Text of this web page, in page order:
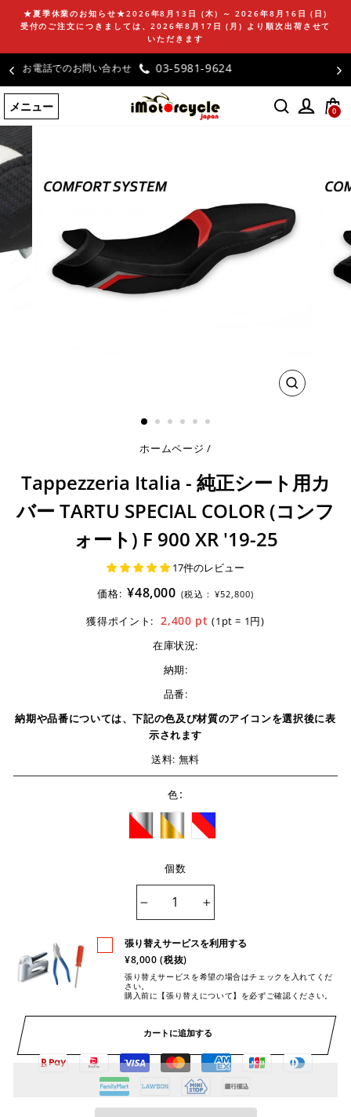
ン
ツ
に
ス
キ
ッ
プ
す
★夏季休業のお知らせ★2026年8月13日 (木) ～ 2026年8月16日 (日)
受付のご注文につきましては、2026年8月17日 (月) より順次出荷させて
いただきます
お客様の声
メニュー 0
閉
ホームページ /
Tappezzeria Italia - 純正シート用カ
バー TARTU SPECIAL COLOR (コンフ
ォート) F 900 XR '19-25
17件のレビュー
価格: ¥48,000 (税込 : ¥52,800)
獲得ポイント: 2,400 pt(1pt = 1円)
在庫状況:
納期:
品番:
納期や品番については、下記の色及び材質のアイコンを選択後に表
示されます
送料: 無料
色:
個数
張り替えサービスを利用する
¥8,000 (税抜)
張り替えサービスを希望の場合はチェックを入れてくだ
さい。
購入前に【張り替えについて】を必ずご確認ください。
カートに追加する